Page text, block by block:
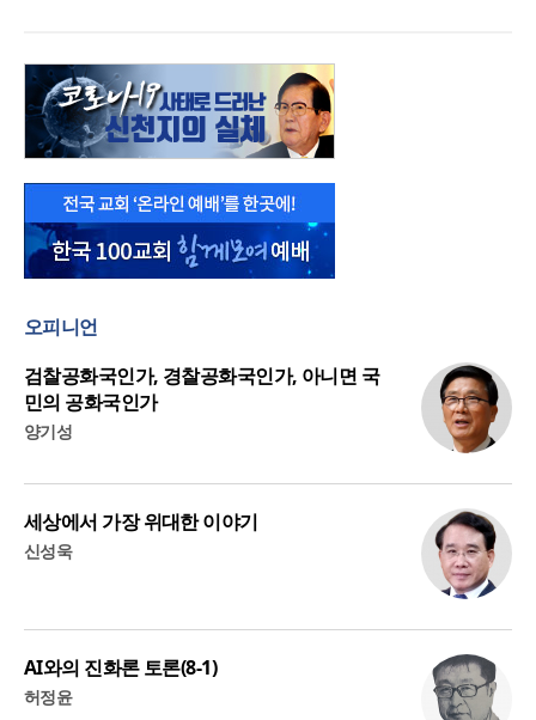
오피니언
검찰공화국인가, 경찰공화국인가, 아니면 국
민의 공화국인가
양기성
세상에서 가장 위대한 이야기
신성욱
AI와의 진화론 토론(8-1)
허정윤